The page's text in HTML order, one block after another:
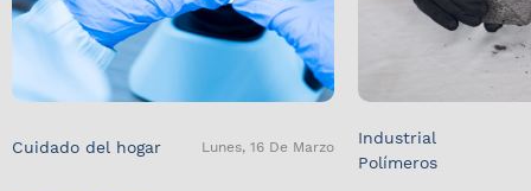
Cuidado del hogar Lunes, 16 De Marzo
Industrial
Polímeros